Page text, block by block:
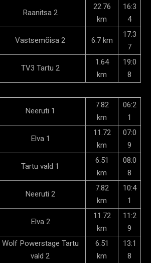
Raanitsa 2
22.76
km
16:3
4
Vastsemõisa 2 6.7 km
17:3
7
TV3 Tartu 2
1.64
km
19:0
8
Neeruti 1
7.82
km
06:2
1
Elva 1
11.72
km
07:0
9
Tartu vald 1
6.51
km
08:0
8
Neeruti 2
7.82
km
10:4
1
Elva 2
11.72
km
11:2
9
Wolf Powerstage Tartu
vald 2
6.51
km
13:1
8